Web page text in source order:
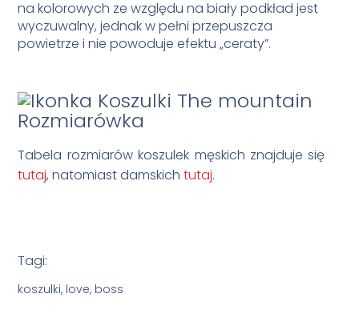
na kolorowych ze względu na biały podkład jest
wyczuwalny, jednak w pełni przepuszcza
powietrze i nie powoduje efektu „ceraty”.
Rozmiarówka
Tabela rozmiarów koszulek męskich znajduje się
tutaj, natomiast damskichtutaj.
Tagi:
koszulki, love, boss